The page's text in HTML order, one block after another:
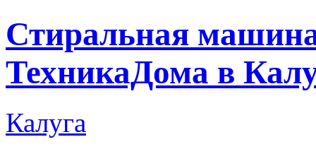
Стиральная
ТехникаДома в
Калуга